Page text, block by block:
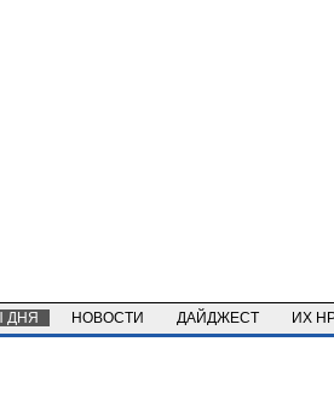
ДНЯ НОВОСТИ ДАЙДЖЕСТ ИХ